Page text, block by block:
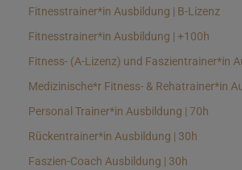
Fitnesstrainer*in Ausbildung | B-Lizenz
Fitnesstrainer*in Ausbildung | +100h
Fitness- (A-Lizenz) und Faszientrainer*in
Medizinische*r Fitness- & Rehatrainer*in
Personal Trainer*in Ausbildung | 70h
Rückentrainer*in Ausbildung | 30h
Faszien-Coach Ausbildung | 30h